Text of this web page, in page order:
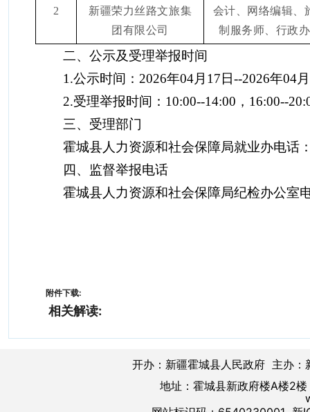
2
新疆荣力丝路文旅集
团有限公司
会计、网络编辑、
制服务师、行政
二、公示及受理举报时间
1.公示时间：2026年04月17 日--2026年04
2.受理举报时间： 10:00--14:00， 16:00--20
三、受理部门
霍城县人力资源和社会保障局就业办电话
四、监督举报电话
霍城县人力资源和社会保障局纪检办公室
附件下载:
相关解读:
开办：新疆霍城县人民政府 主办
地址：霍城县新政府楼A楼